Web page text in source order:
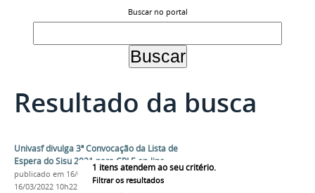
Buscar no portal
Resultado da busca
1 itens atendem ao seu critério.
Filtrar os resultados
Univasf divulga 3ª Convocação da Lista de
Espera do Sisu 2021 para CPLE on-line
publicado em 16/03/2022— última modificaçãoem
16/03/2022 10h22